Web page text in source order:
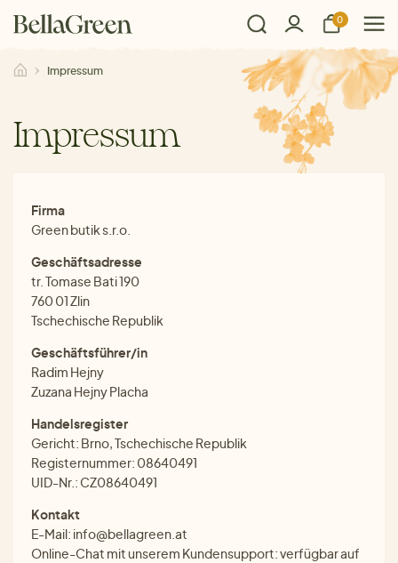
0
Impressum
Impressum
Firma
Green butik s.r.o.
Geschäftsadresse
tr. Tomase Bati 190
760 01 Zlin
Tschechische Republik
Geschäftsführer/in
Radim Hejny
Zuzana Hejny Placha
Handelsregister
Gericht: Brno, Tschechische Republik
Registernummer: 08640491
UID-Nr.: CZ08640491
Kontakt
E-Mail: info@bellagreen.at
Online-Chat mit unserem Kundensupport: verfügbar auf